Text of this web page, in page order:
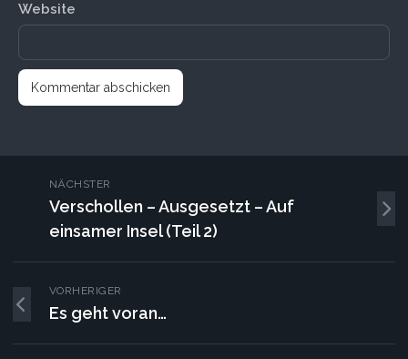
Website
NÄCHSTER
Verschollen – Ausgesetzt – Auf
einsamer Insel (Teil 2)
VORHERIGER
Es geht voran…